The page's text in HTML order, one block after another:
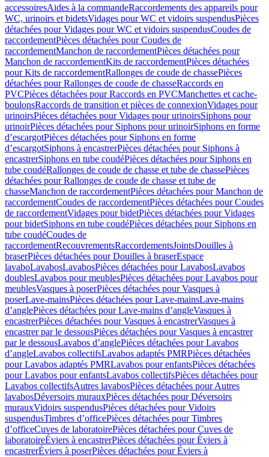
accessoiresAides à la commandeRaccordements des appareils pour
WC, urinoirs et bidetsVidages pour WC et vidoirs suspendusPièces
détachées pour Vidages pour WC et vidoirs suspendusCoudes de
raccordementPièces détachées pour Coudes de
raccordementManchon de raccordementPièces détachées pour
Manchon de raccordementKits de raccordementPièces détachées
pour Kits de raccordementRallonges de coude de chassePièces
détachées pour Rallonges de coude de chasseRaccords en
PVCPièces détachées pour Raccords en PVCManchettes et cache-
boulonsRaccords de transition et pièces de connexionVidages pour
urinoirsPièces détachées pour Vidages pour urinoirsSiphons pour
urinoirPièces détachées pour Siphons pour urinoirSiphons en forme
d’escargotPièces détachées pour Siphons en forme
d’escargotSiphons à encastrerPièces détachées pour Siphons à
encastrerSiphons en tube coudéPièces détachées pour Siphons en
tube coudéRallonges de coude de chasse et tube de chassePièces
détachées pour Rallonges de coude de chasse et tube de
chasseManchon de raccordementPièces détachées pour Manchon de
raccordementCoudes de raccordementPièces détachées pour Coudes
de raccordementVidages pour bidetPièces détachées pour Vidages
pour bidetSiphons en tube coudéPièces détachées pour Siphons en
tube coudéCoudes de
raccordementRecouvrementsRaccordementsJointsDouilles à
braserPièces détachées pour Douilles à braserEspace
lavaboLavabosLavabosPièces détachées pour LavabosLavabos
doublesLavabos pour meublesPièces détachées pour Lavabos pour
meublesVasques à poserPièces détachées pour Vasques à
poserLave-mainsPièces détachées pour Lave-mainsLave-mains
d’anglePièces détachées pour Lave-mains d’angleVasques à
encastrerPièces détachées pour Vasques à encastrerVasques à
encastrer par le dessousPièces détachées pour Vasques à encastrer
par le dessousLavabos d’anglePièces détachées pour Lavabos
d’angleLavabos collectifsLavabos adaptés PMRPièces détachées
pour Lavabos adaptés PMRLavabos pour enfantsPièces détachées
pour Lavabos pour enfantsLavabos collectifsPièces détachées pour
Lavabos collectifsAutres lavabosPièces détachées pour Autres
lavabosDéversoirs murauxPièces détachées pour Déversoirs
murauxVidoirs suspendusPièces détachées pour Vidoirs
suspendusTimbres dʼofficePièces détachées pour Timbres
dʼofficeCuves de laboratoirePièces détachées pour Cuves de
laboratoireÉviers à encastrerPièces détachées pour Éviers à
encastrerÉviers à poserPièces détachées pour Éviers à